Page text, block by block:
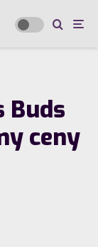
Buds
ceny